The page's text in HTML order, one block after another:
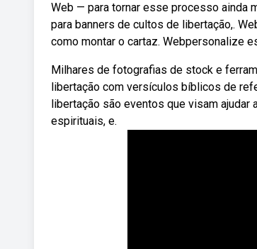
Web — para tornar esse processo ainda
para banners de cultos de libertação,.
como montar o cartaz. Webpersonalize
Milhares de fotografias de stock e
libertação com versículos bíblicos de
libertação são eventos que visam
espirituais, e.